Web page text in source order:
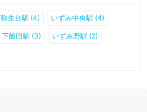
弥生台駅 (4) いずみ中央駅 (4)
下飯田駅 (3) いずみ野駅 (2)